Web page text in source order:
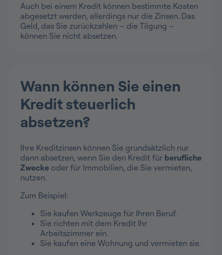
Auch bei einem Kredit können bestimmte Kosten
abgesetzt werden, allerdings nur die Zinsen. Das
Geld, das Sie zurückzahlen – die Tilgung –
können Sie nicht absetzen.
Wann können Sie einen
Kredit steuerlich
absetzen?
Ihre Kreditzinsen können Sie grundsätzlich nur
dann absetzen, wenn Sie den Kredit für berufliche
Zwecke oder für Immobilien, die Sie vermieten,
nutzen.
Zum Beispiel:
Sie kaufen Werkzeuge für Ihren Beruf.
Sie richten mit dem Kredit Ihr
Arbeitszimmer ein.
Sie kaufen eine Wohnung und vermieten sie.